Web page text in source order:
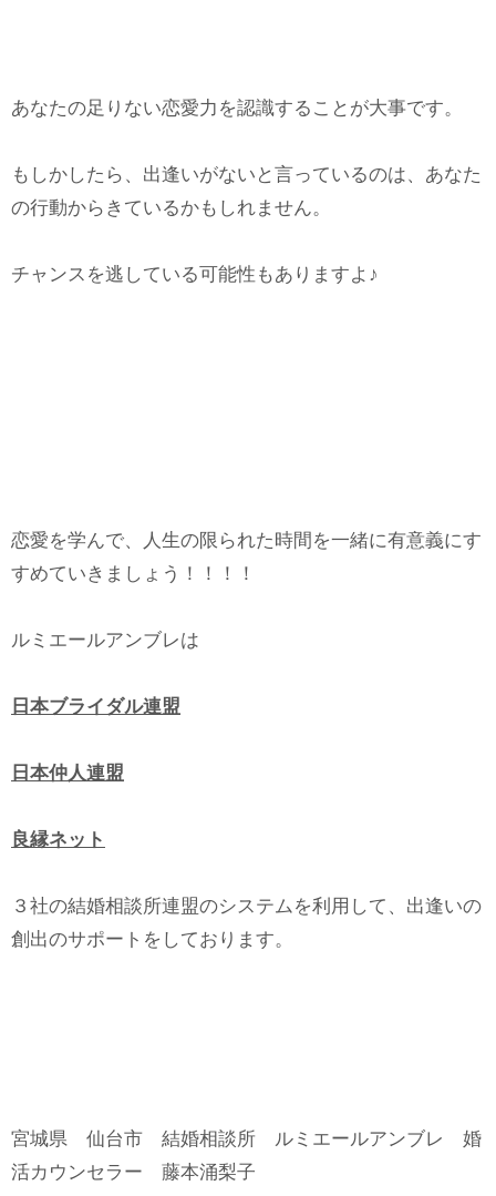
あなたの足りない恋愛力を認識することが大事です。
もしかしたら、出逢いがないと言っているのは、あなた
の行動からきているかもしれません。
チャンスを逃している可能性もありますよ♪
恋愛を学んで、人生の限られた時間を一緒に有意義にす
すめていきましょう！！！！
ルミエールアンブレは
日本ブライダル連盟
日本仲人連盟
良縁ネット
３社の結婚相談所連盟のシステムを利用して、出逢いの
創出のサポートをしております。
宮城県 仙台市 結婚相談所 ルミエールアンブレ 婚
活カウンセラー 藤本涌梨子